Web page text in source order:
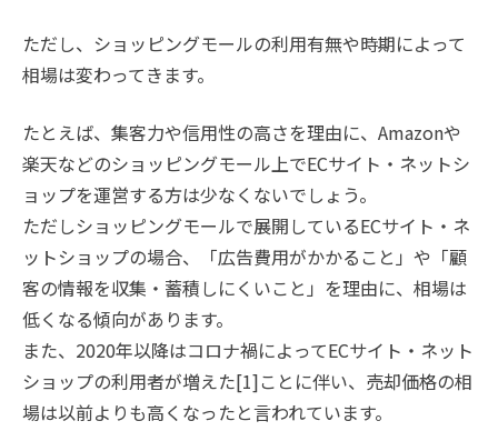
ただし、ショッピングモールの利用有無や時期によって
相場は変わってきます。
たとえば、集客力や信用性の高さを理由に、Amazonや
楽天などのショッピングモール上でECサイト・ネットシ
ョップを運営する方は少なくないでしょう。
ただしショッピングモールで展開しているECサイト・ネ
ットショップの場合、「広告費用がかかること」や「顧
客の情報を収集・蓄積しにくいこと」を理由に、相場は
低くなる傾向があります。
また、2020年以降はコロナ禍によってECサイト・ネット
ショップの利用者が増えた[1]ことに伴い、売却価格の相
場は以前よりも高くなったと言われています。